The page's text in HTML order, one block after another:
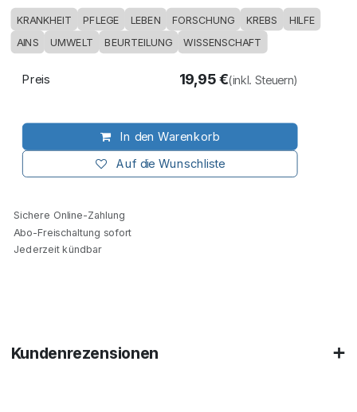
KRANKHEIT PFLEGE LEBEN FORSCHUNG KREBS
HILFE
AINS
UMWELT BEURTEILUNG WISSENSCHAFT
In den Warenkorb
Auf die Wunschliste
Preis 19,95€(inkl. Steuern)
Sichere Online-Zahlung
Abo-Freischaltung sofort
Jederzeit kündbar
Kundenrezensionen